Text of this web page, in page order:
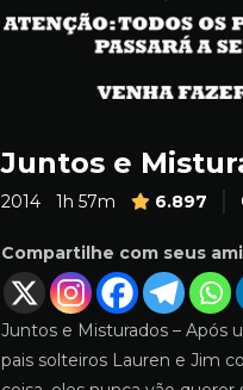
Juntos e
2014 1h 57m 6.897
Compartilhe com seus
Juntos e Misturados – Após
pais solteiros Lauren e Jim